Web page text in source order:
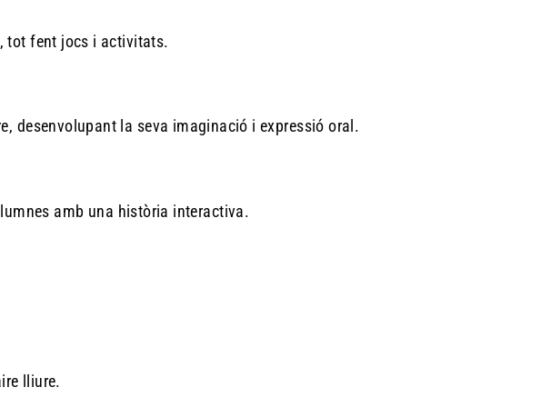
tot fent jocs i activitats.
desenvolupant la seva imaginació i expressió oral.
amb una història interactiva.
lliure.